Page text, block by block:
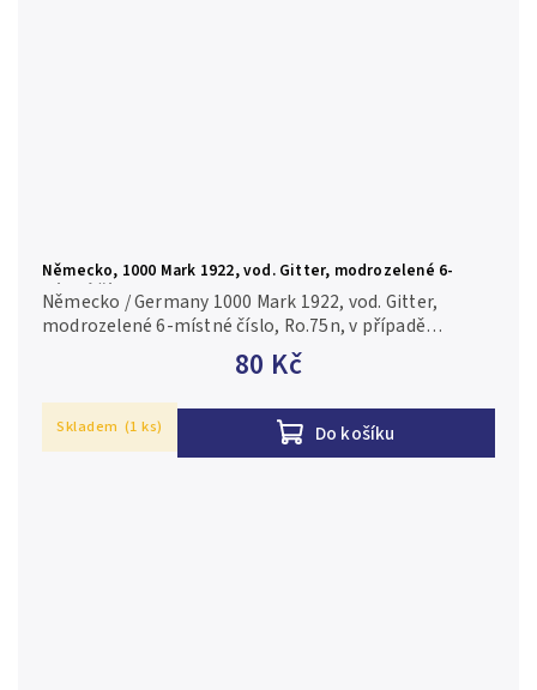
Německo, 1000 Mark 1922, vod. Gitter, modrozelené 6-
místné číslo, Ro.75n
80 Kč
Do košíku
Německo / Germany 1000 Mark 1922, vod. Gitter,
modrozelené 6-místné číslo, Ro.75n, v případě
konkrétní firmy nebo číslovače je foto pouze
Skladem (1 ks)